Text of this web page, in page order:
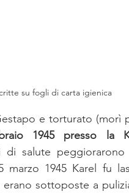
su fogli di carta igienica
e torturato (morì
1945 presso la
salute peggiorarono
1945 Karel fu
sottoposte a